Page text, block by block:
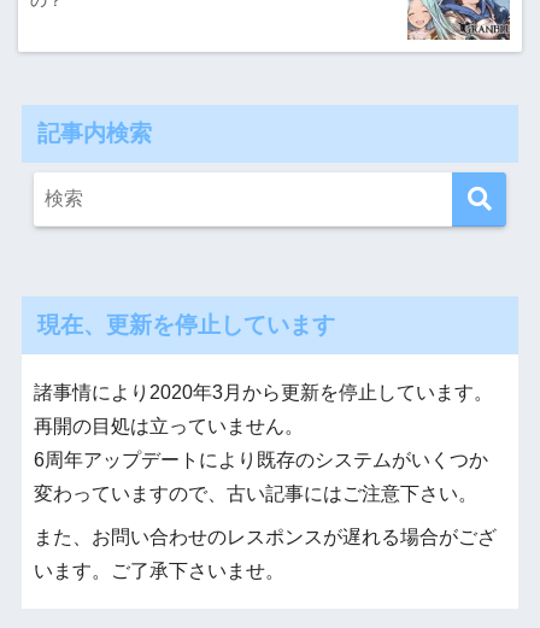
記事内検索
現在、更新を停止しています
諸事情により2020年3月から更新を停止しています。
再開の目処は立っていません。
6周年アップデートにより既存のシステムがいくつか
変わっていますので、古い記事にはご注意下さい。
また、お問い合わせのレスポンスが遅れる場合がござ
います。ご了承下さいませ。